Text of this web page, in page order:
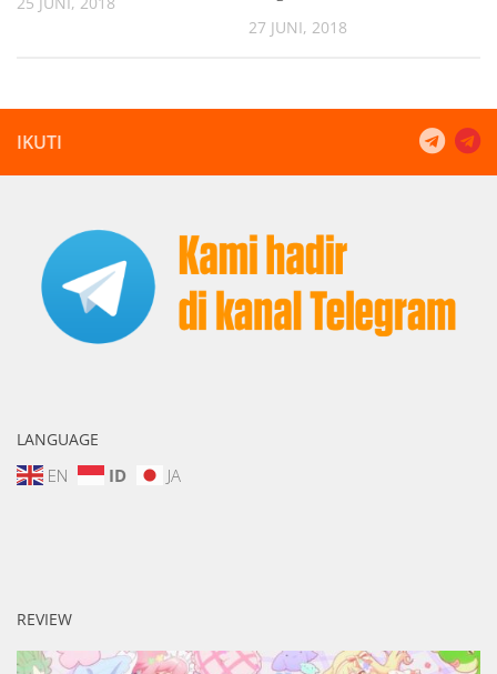
27 JUNI, 2018
IKUTI
LANGUAGE
EN ID JA
REVIEW